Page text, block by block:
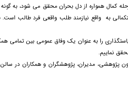
کمال همواره از دل بحران محقق می شود، به
به واقع نیازمند طلب واقعی فرد طالب است.
را به عنوان یک وفاق عمومی بین تمامی
نماییم.
پژوهشی، مدیران، پژوهشگران و همکاران در